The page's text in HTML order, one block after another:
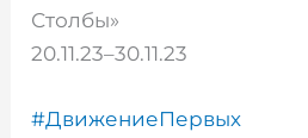
Столбы»
20.11.23–30.11.23
#ДвижениеПервых